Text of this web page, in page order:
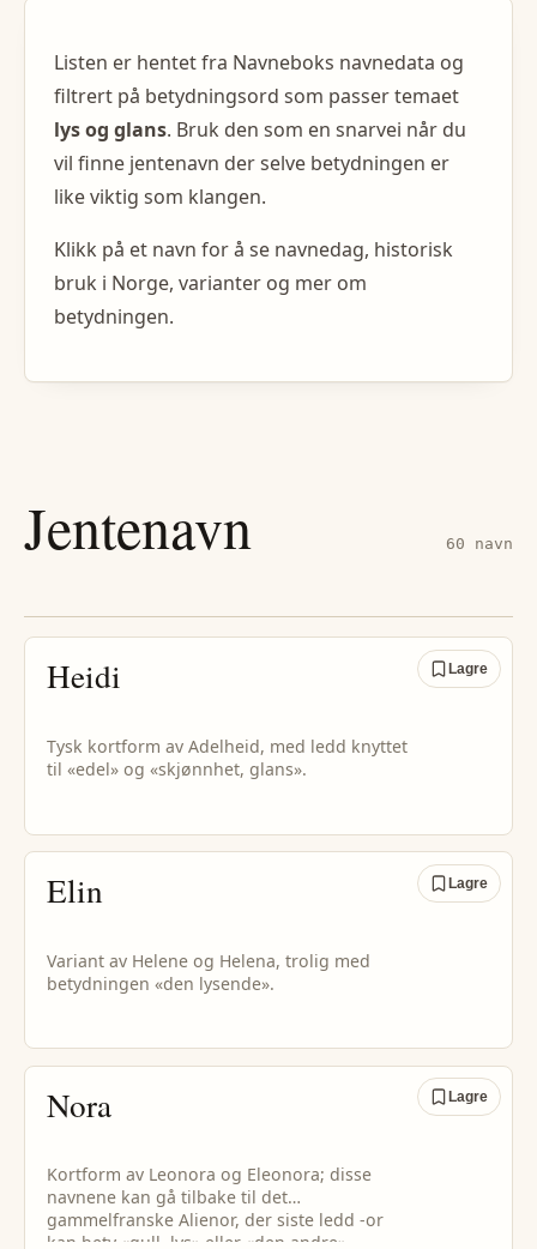
Listen er hentet fra Navneboks navnedata og
filtrert på betydningsord som passer temaet
lys og glans. Bruk den som en snarvei når du
vil finne jentenavn der selve betydningen er
like viktig som klangen.
Klikk på et navn for å se navnedag, historisk
bruk i Norge, varianter og mer om
betydningen.
Jentenavn 60 navn
Heidi
Tysk kortform av Adelheid, med ledd knyttet
til «edel» og «skjønnhet, glans».
Lagre
Elin
Variant av Helene og Helena, trolig med
betydningen «den lysende».
Lagre
Nora
Kortform av Leonora og Eleonora; disse
navnene kan gå tilbake til det
gammelfranske Alienor, der siste ledd -or
kan bety «gull, lys» eller «den andre».
Lagre